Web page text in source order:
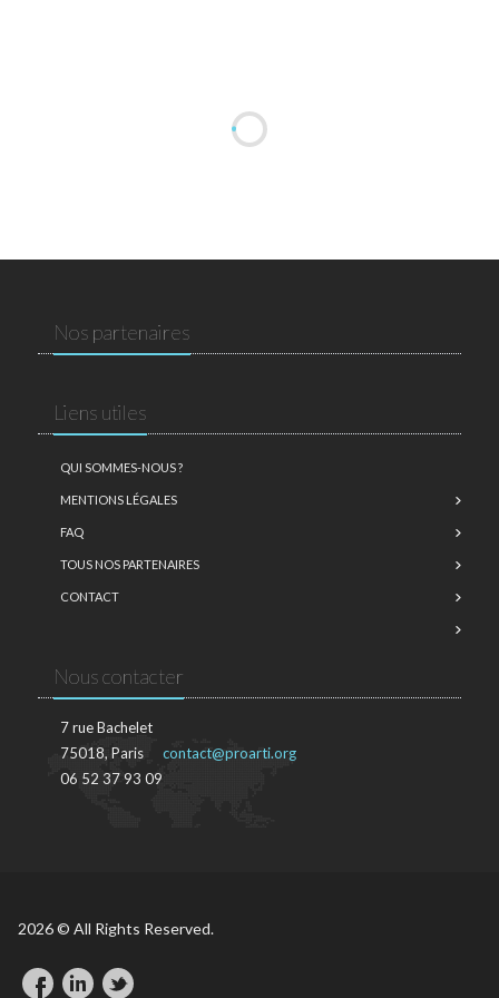
Nos partenaires
Liens utiles
QUI SOMMES-NOUS ?
MENTIONS LÉGALES
FAQ
TOUS NOS PARTENAIRES
CONTACT
Nous contacter
7 rue Bachelet
75018, Paris
06 52 37 93 09
contact@proarti.org
2026 © All Rights Reserved.